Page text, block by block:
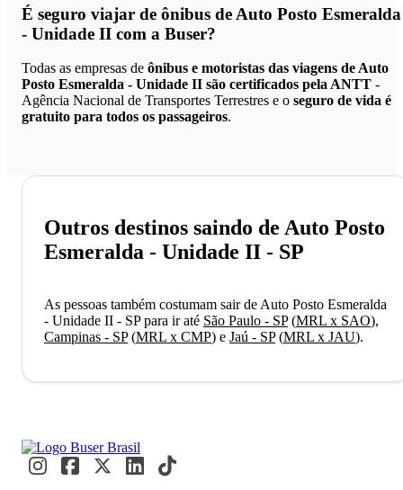
É seguro viajar de ônibus de Auto Posto Esmeralda
- Unidade II com a Buser?
Todas as empresas de ônibus e motoristas das viagens de Auto
Posto Esmeralda - Unidade II são certificados pela ANTT -
Agência Nacional de Transportes Terrestres e o seguro de vida é
gratuito para todos os passageiros.
Outros destinos saindo de Auto Posto
Esmeralda - Unidade II - SP
As pessoas também costumam sair de Auto Posto Esmeralda
- Unidade II - SP para ir até São Paulo - SP(MRL x SAO),
Campinas - SP(MRL x CMP) e Jaú - SP(MRL x JAU).